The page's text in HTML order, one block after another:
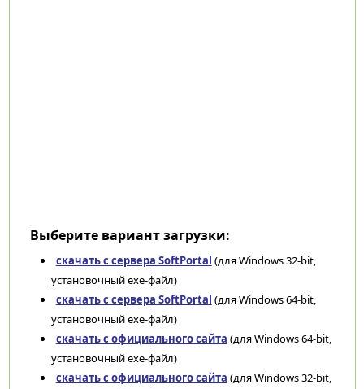
Выберите вариант загрузки:
скачать с сервера SoftPortal (для Windows 32-bit,
установочный exe-файл)
скачать с сервера SoftPortal (для Windows 64-bit,
установочный exe-файл)
скачать с официального сайта (для Windows 64-bit,
установочный exe-файл)
скачать с официального сайта (для Windows 32-bit,